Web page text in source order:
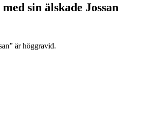
sin älskade Jossan
är höggravid.